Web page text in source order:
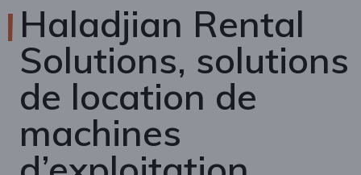
Haladjian Rental
Solutions, solutions
de location de
machines